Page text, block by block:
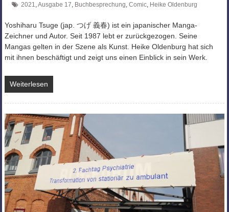
2021 Ausgabe 17 Buchbesprechung Comic, Heike Oldenburg
Yoshiharu Tsuge (jap. つげ 義春) ist ein japanischer Manga-
Zeichner und Autor. Seit 1987 lebt er zurückgezogen. Seine
Mangas gelten in der Szene als Kunst. Heike Oldenburg hat sich
mit ihnen beschäftigt und zeigt uns einen Einblick in sein Werk.
Weiterlesen